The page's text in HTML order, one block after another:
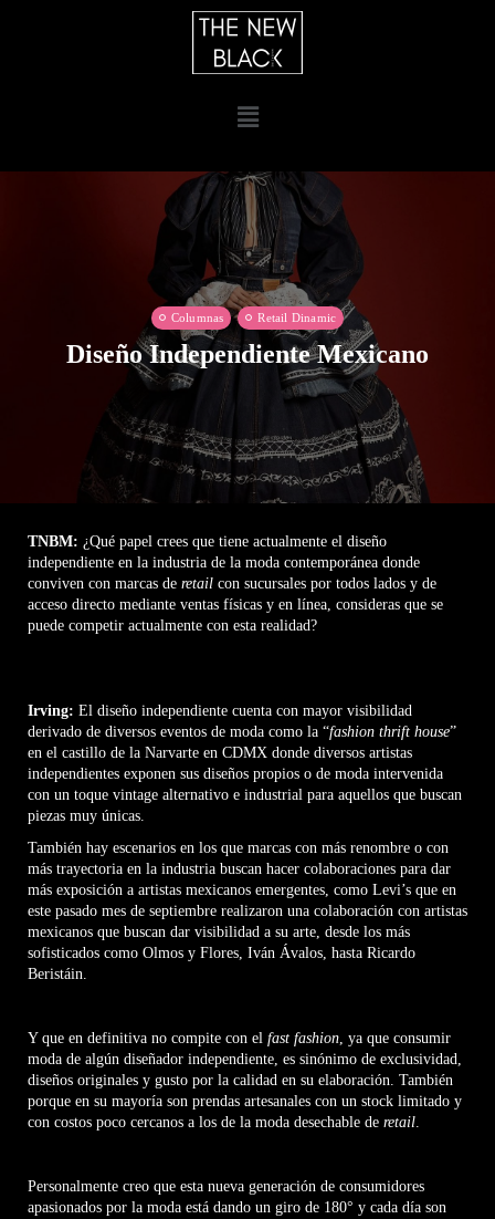
Columnas Retail Dinamic
Diseño Independiente Mexicano
TNBM: ¿Qué papel crees que tiene actualmente el diseño
independiente en la industria de la moda contemporánea donde
conviven con marcas de retail con sucursales por todos lados y de
acceso directo mediante ventas físicas y en línea, consideras que se
puede competir actualmente con esta realidad?
Irving: El diseño independiente cuenta con mayor visibilidad
derivado de diversos eventos de moda como la “fashion thrift house”
en el castillo de la Narvarte en CDMX donde diversos artistas
independientes exponen sus diseños propios o de moda intervenida
con un toque vintage alternativo e industrial para aquellos que buscan
piezas muy únicas.
También hay escenarios en los que marcas con más renombre o con
más trayectoria en la industria buscan hacer colaboraciones para dar
más exposición a artistas mexicanos emergentes, como Levi’s que en
este pasado mes de septiembre realizaron una colaboración con artistas
mexicanos que buscan dar visibilidad a su arte, desde los más
sofisticados como Olmos y Flores, Iván Ávalos, hasta Ricardo
Beristáin.
Y que en definitiva no compite con el fast fashion, ya que consumir
moda de algún diseñador independiente, es sinónimo de exclusividad,
diseños originales y gusto por la calidad en su elaboración. También
porque en su mayoría son prendas artesanales con un stock limitado y
con costos poco cercanos a los de la moda desechable de retail.
Personalmente creo que esta nueva generación de consumidores
apasionados por la moda está dando un giro de 180° y cada día son